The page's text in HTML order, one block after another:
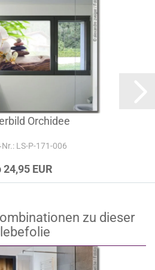
Orchidee
LS-P-171-006
24,95 EUR
zu dieser